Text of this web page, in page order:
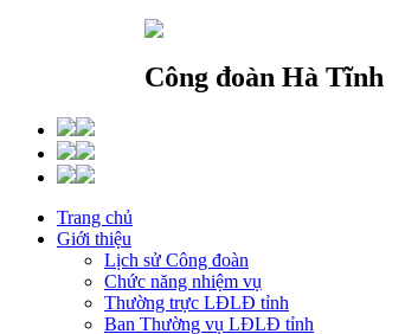
Công đoàn Hà Tĩnh
Trang chủ
Giới thiệu
Lịch sử Công đoàn
Chức năng nhiệm vụ
Thường trực LĐLĐ tỉnh
Ban Thường vụ LĐLĐ tỉnh